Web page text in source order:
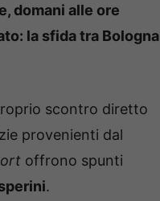
domani alle ore
la sfida tra Bologna
scontro diretto
provenienti dal
offrono spunti
.